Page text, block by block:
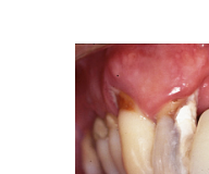
コンセプト
番町オフィス
医院紹介
審美治療/ホワ
新しい審美
ホワイトニ
スタッフ紹介
こんな症状が出た